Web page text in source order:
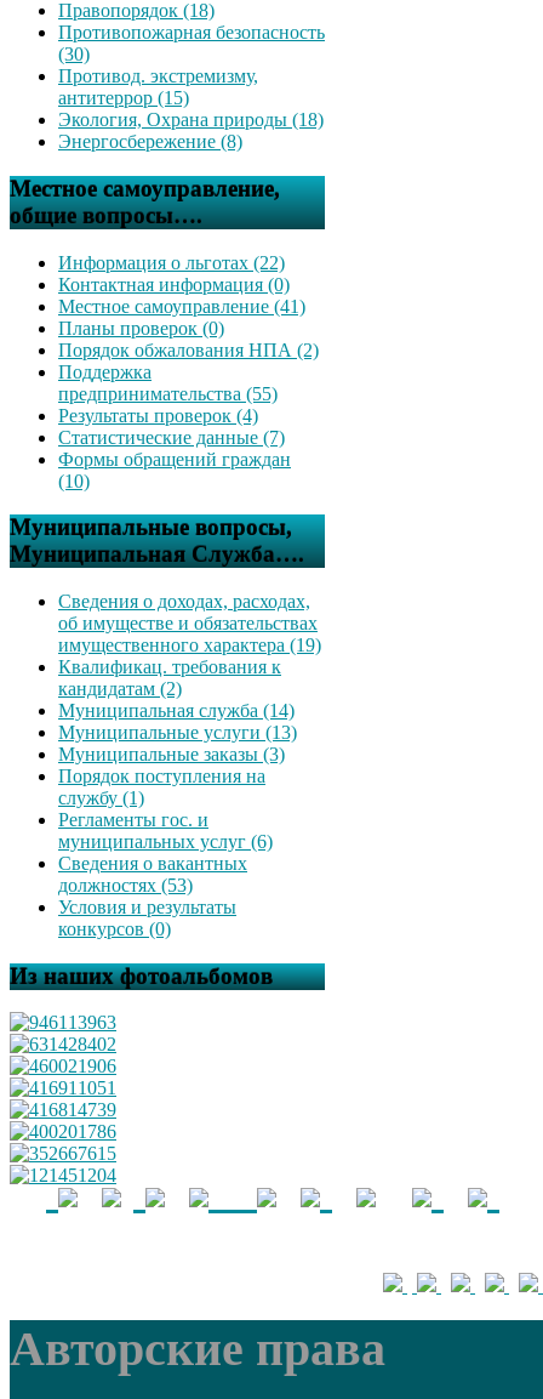
Правопорядок (18)
Противопожарная безопасность
(30)
Противод. экстремизму,
антитеррор (15)
Экология, Охрана природы (18)
Энергосбережение (8)
Местное самоуправление,
общие вопросы….
Информация о льготах (22)
Контактная информация (0)
Местное самоуправление (41)
Планы проверок (0)
Порядок обжалования НПА (2)
Поддержка
предпринимательства (55)
Результаты проверок (4)
Статистические данные (7)
Формы обращений граждан
(10)
Муниципальные вопросы,
Муниципальная Служба….
Сведения о доходах, расходах,
об имуществе и обязательствах
имущественного характера (19)
Квалификац. требования к
кандидатам (2)
Муниципальная служба (14)
Муниципальные услуги (13)
Муниципальные заказы (3)
Порядок поступления на
службу (1)
Регламенты гос. и
муниципальных услуг (6)
Сведения о вакантных
должностях (53)
Условия и результаты
конкурсов (0)
Из наших фотоальбомов
Авторские права